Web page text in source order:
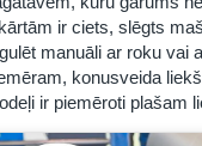
ir ciets, slēgts
manuāli ar roku vai
konusveida
ir piemēroti plašam